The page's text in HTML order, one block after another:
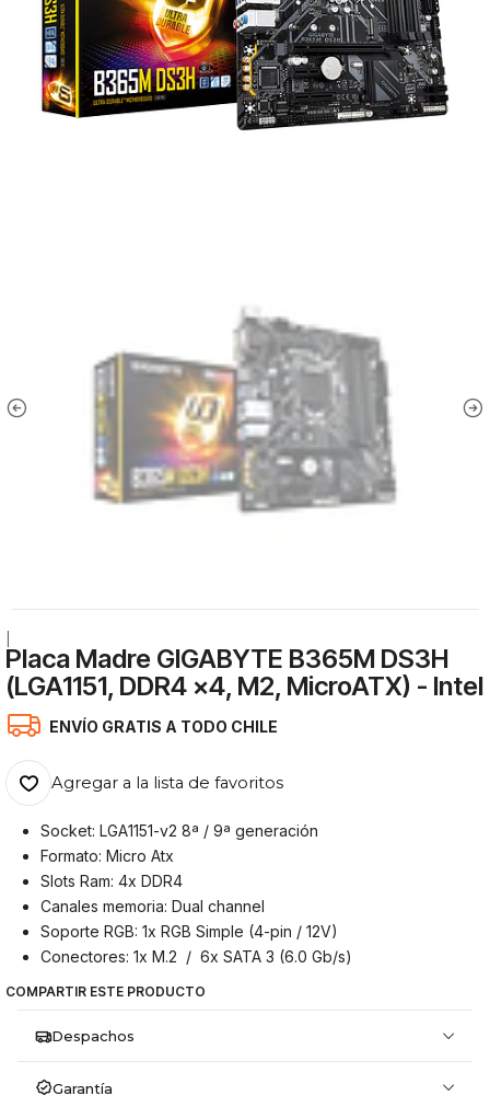
Placa Madre GIGABYTE B365M DS3H
(LGA1151, DDR4 x4, M2, MicroATX) - Intel
ENVÍO GRATIS A TODO CHILE
Agregar a la lista de favoritos
Socket: LGA1151-v2 8ª / 9ª generación
Formato: Micro Atx
Slots Ram: 4x DDR4
Canales memoria: Dual channel
Soporte RGB: 1x RGB Simple (4-pin / 12V)
Conectores: 1x M.2 / 6x SATA 3 (6.0 Gb/s)
COMPARTIR ESTE PRODUCTO
Despachos
Garantía